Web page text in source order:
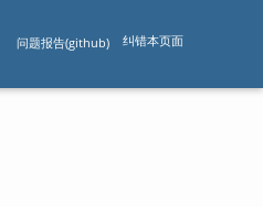
问题报告(github) 纠错本页面